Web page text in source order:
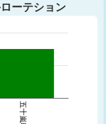
ーテション